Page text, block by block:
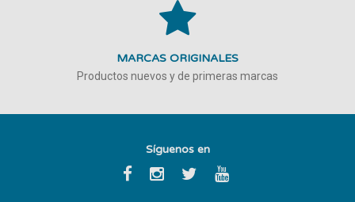
MARCAS ORIGINALES
Productos nuevos y de primeras marcas
Síguenos en